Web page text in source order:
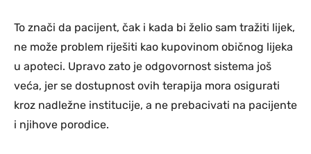
To znači da pacijent, čak i kada bi želio sam tražiti lijek,
ne može problem riješiti kao kupovinom običnog lijeka
u apoteci. Upravo zato je odgovornost sistema još
veća, jer se dostupnost ovih terapija mora osigurati
kroz nadležne institucije, a ne prebacivati na pacijente
i njihove porodice.